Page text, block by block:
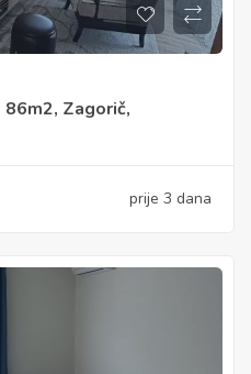
Zagorič,
prije 3 dana